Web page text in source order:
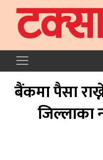
बैंकमा पैसा
जिल्लाका